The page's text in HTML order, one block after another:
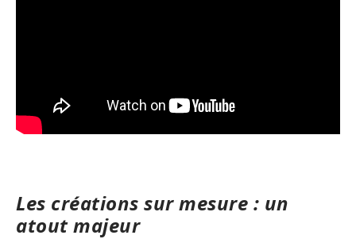
Les créations sur mesure : un
atout majeur